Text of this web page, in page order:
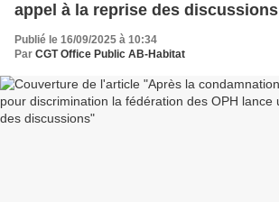
appel à la reprise des discussions
Publié le 16/09/2025 à 10:34
Par CGT Office Public AB-Habitat